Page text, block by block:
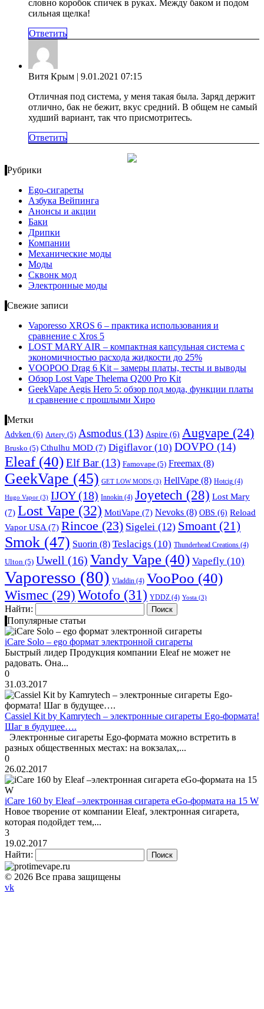
словно коробок спичек в руках. Между баком и подом
сильная щелка!
Ответить
Витя Крым | 9.01.2021 07:15
Отличная под система, у меня такая была. Заряд держит
отлично, бак не бежит, вкус средний. В общем не самый
худший вариант, так что присмотритесь.
Ответить
Рубрики
Ego-сигареты
Азбука Вейпинга
Анонсы и акции
Баки
Дрипки
Компании
Механические моды
Моды
Сквонк мод
Электронные моды
Свежие записи
Vaporesso XROS 6 – практика использования и
сравнение с Xros 5
LOST MARY AIR – компактная капсульная система с
экономичностью расхода жидкости до 25%
VOOPOO Drag 6 Kit – замеры платы, тесты и выводы
Обзор Lost Vape Thelema Q200 Pro Kit
GeekVape Aegis Hero 5: обзор под мода, функции платы
и сравнение с прошлыми Хиро
Метки
Advken (6) Artery (5) Asmodus (13) Aspire (6) Augvape (24)
Brusko (5) Cthulhu MOD (7) Digiflavor (10) DOVPO (14)
Eleaf(40) Elf Bar(13) Famovape (5) Freemax (8)
GeekVape (45) GET LOW MODS (3) HellVape (8) Hotcig (4)
Hugo Vapor (3) IJOY(18) Innokin (4) Joyetech (28) Lost Mary
(7) Lost Vape (32) MotiVape (7) Nevoks (8) OBS (6) Reload
Vapor USA (7) Rincoe (23) Sigelei (12) Smoant (21)
Smok (47) Suorin (8) Teslacigs (10) Thunderhead Creations (4)
Ulton (5) Uwell (16) Vandy Vape (40) Vapefly (10)
Vaporesso (80) Vladdin (4) VooPoo (40)
Wismec (29)Wotofo (31) YDDZ (4) Yosta (3)
Найти:
Популярные статьи
iCare Solo – ego формат электронной сигареты
Быстрый лидер Продукция компании Eleaf не может не
радовать. Она...
0
31.03.2017
Cassiel Kit by Kamrytech – электронные сигареты Ego-формата!
Шаг в будущее….
Электронные сигареты Ego-формата можно встретить в
разных общественных местах: на вокзалах,...
0
26.02.2017
iCare 160 by Eleaf –электронная сигарета eGo-формата на 15 W
Новое творение от компании Eleaf, электронная сигарета,
которая подойдет тем,...
3
19.02.2017
Найти:
© 2026 Все права защищены
vk